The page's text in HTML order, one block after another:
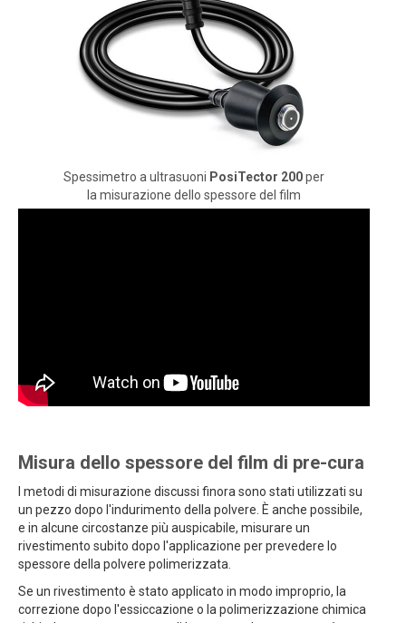
Spessimetro a ultrasuoni PosiTector 200per
la misurazione dello spessore del film
Misura dello spessore del film di pre-cura
I metodi di misurazione discussi finora sono stati utilizzati su
un pezzo dopo l'indurimento della polvere. È anche possibile,
e in alcune circostanze più auspicabile, misurare un
rivestimento subito dopo l'applicazione per prevedere lo
spessore della polvere polimerizzata.
Se un rivestimento è stato applicato in modo improprio, la
correzione dopo l'essiccazione o la polimerizzazione chimica